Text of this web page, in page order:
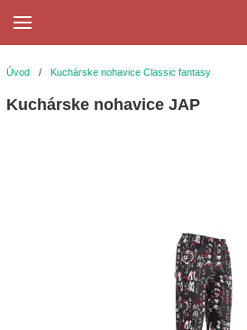
Úvod / Kuchárske nohavice Classic fantasy
Kuchárske nohavice JAP